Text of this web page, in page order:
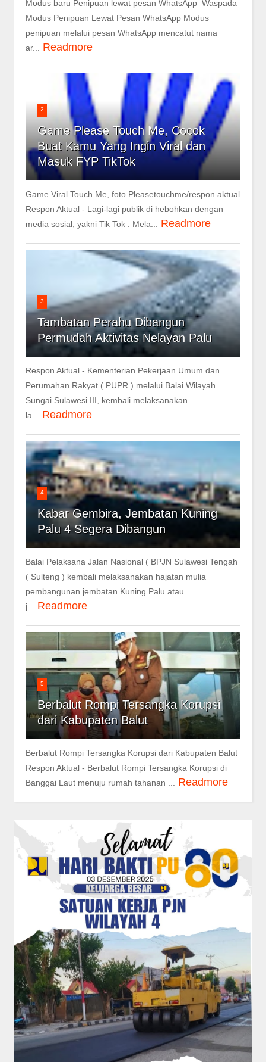
Modus baru Penipuan lewat pesan WhatsApp Waspada
Modus Penipuan Lewat Pesan WhatsApp Modus
penipuan melalui pesan WhatsApp mencatut nama
ar...
Readmore
2
Game Please Touch Me, Cocok
Buat Kamu Yang Ingin Viral dan
Masuk FYP TikTok
Game Viral Touch Me, foto Pleasetouchme/respon aktual
Respon Aktual - Lagi-lagi publik di hebohkan dengan
media sosial, yakni Tik Tok . Mela...
Readmore
3
Tambatan Perahu Dibangun
Permudah Aktivitas Nelayan Palu
Respon Aktual - Kementerian Pekerjaan Umum dan
Perumahan Rakyat ( PUPR ) melalui Balai Wilayah
Sungai Sulawesi III, kembali melaksanakan
la...
Readmore
4
Kabar Gembira, Jembatan Kuning
Palu 4 Segera Dibangun
Balai Pelaksana Jalan Nasional ( BPJN Sulawesi Tengah
( Sulteng ) kembali melaksanakan hajatan mulia
pembangunan jembatan Kuning Palu atau
j...
Readmore
5
Berbalut Rompi Tersangka Korupsi
dari Kabupaten Balut
Berbalut Rompi Tersangka Korupsi dari Kabupaten Balut
Respon Aktual - Berbalut Rompi Tersangka Korupsi di
Banggai Laut menuju rumah tahanan ...
Readmore